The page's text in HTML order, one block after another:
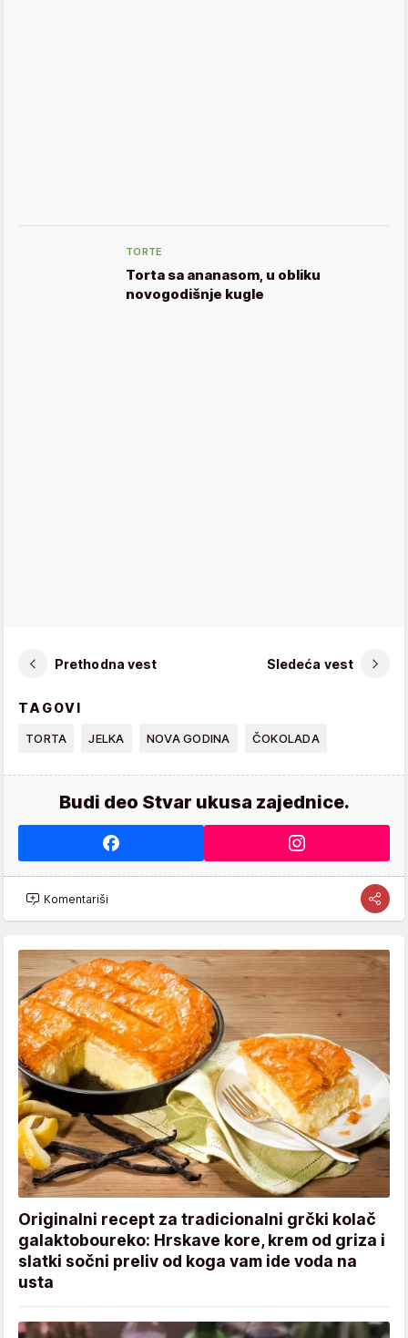
TORTE
Torta sa ananasom, u obliku
novogodišnje kugle
Prethodna vest Sledeća vest
TAGOVI
TORTA JELKA NOVA GODINA ČOKOLADA
Budi deo Stvar ukusa zajednice.
Komentariši
Originalni recept za tradicionalni grčki kolač
galaktoboureko: Hrskave kore, krem od griza i
slatki sočni preliv od koga vam ide voda na
usta